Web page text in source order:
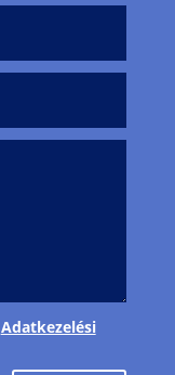
Adatkezelési